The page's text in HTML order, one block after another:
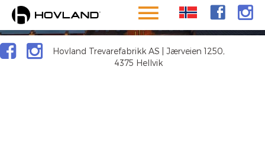
RÅDHUSET,
KRISTIANSAND
Hovland Trevarefabrikk AS | Jærveien 1250,
4375 Hellvik